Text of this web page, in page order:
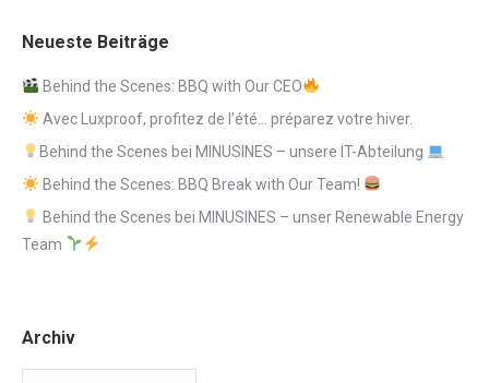
Neueste Beiträge
Behind the Scenes: BBQ with Our CEO
Avec Luxproof, profitez de l’été… préparez votre hiver.
Behind the Scenes bei MINUSINES – unsere IT-Abteilung
Behind the Scenes: BBQ Break with Our Team!
Behind the Scenes bei MINUSINES – unser Renewable Energy
Team
Archiv